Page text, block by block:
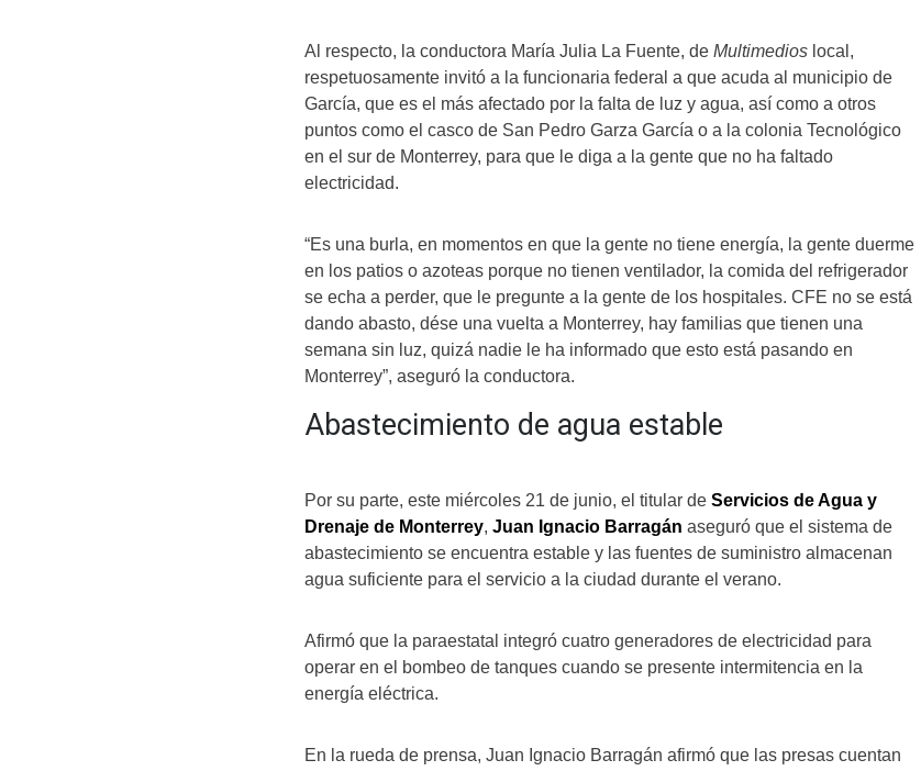
Al respecto, la conductora María Julia La Fuente, de Multimedios local,
respetuosamente invitó a la funcionaria federal a que acuda al municipio de
García, que es el más afectado por la falta de luz y agua, así como a otros
puntos como el casco de San Pedro Garza García o a la colonia Tecnológico
en el sur de Monterrey, para que le diga a la gente que no ha faltado
electricidad.
“Es una burla, en momentos en que la gente no tiene energía, la gente duerme
en los patios o azoteas porque no tienen ventilador, la comida del refrigerador
se echa a perder, que le pregunte a la gente de los hospitales. CFE no se está
dando abasto, dése una vuelta a Monterrey, hay familias que tienen una
semana sin luz, quizá nadie le ha informado que esto está pasando en
Monterrey”, aseguró la conductora.
Abastecimiento de agua estable
Por su parte, este miércoles 21 de junio, el titular de Servicios de Agua y
Drenaje de Monterrey, Juan Ignacio Barragán aseguró que el sistema de
abastecimiento se encuentra estable y las fuentes de suministro almacenan
agua suficiente para el servicio a la ciudad durante el verano.
Afirmó que la paraestatal integró cuatro generadores de electricidad para
operar en el bombeo de tanques cuando se presente intermitencia en la
energía eléctrica.
En la rueda de prensa, Juan Ignacio Barragán afirmó que las presas cuentan